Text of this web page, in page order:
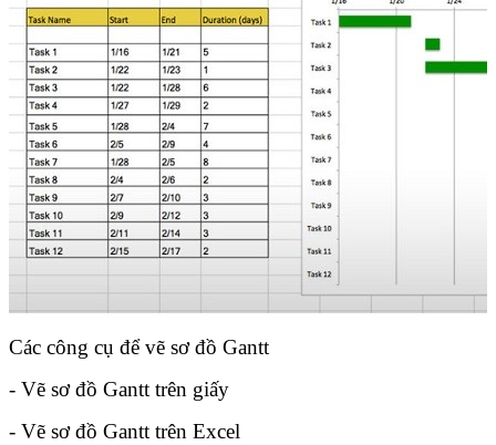
Các công cụ để vẽ sơ đồ Gantt
- Vẽ sơ đồ Gantt trên giấy
- Vẽ sơ đồ Gantt trên Excel